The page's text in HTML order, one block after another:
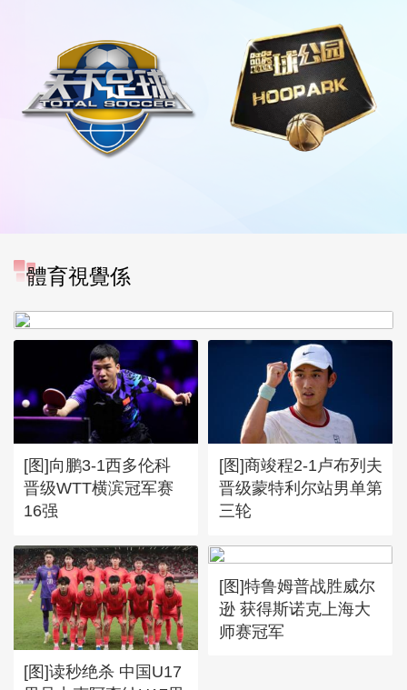
體育視覺係
[图]WTA1000多伦多站-张帅
[图]向鹏3-1西多伦科
晋级WTT横滨冠军赛
16强
[图]商竣程2-1卢布列夫
晋级蒙特利尔站男单第
三轮
[图]读秒绝杀 中国U17
[图]特鲁姆普战胜威尔
逊 获得斯诺克上海大
师赛冠军